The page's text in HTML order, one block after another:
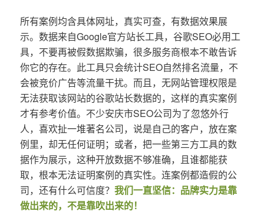
所有案例均含具体网址，真实可查，有数据效果展
示。数据来自Google官方站长工具，谷歌SEO必用工
具，不要再被假数据欺骗，很多服务商根本不敢告诉
你它的存在。此工具只会统计SEO自然排名流量，不
会被竞价广告等流量干扰。而且，无网站管理权限是
无法获取该网站的谷歌站长数据的，这样的真实案例
才有参考价值。不少安庆市SEO公司为了忽悠外行
人，喜欢扯一堆著名公司，说是自己的客户，放在案
例里，却无任何证明；或者，把一些第三方工具的数
据作为展示，这种开放数据不够准确，且谁都能获
取，根本无法证明案例的真实性。连案例都造假的公
司，还有什么可信度？ 我们一直坚信：品牌实力是靠
做出来的，不是靠吹出来的！